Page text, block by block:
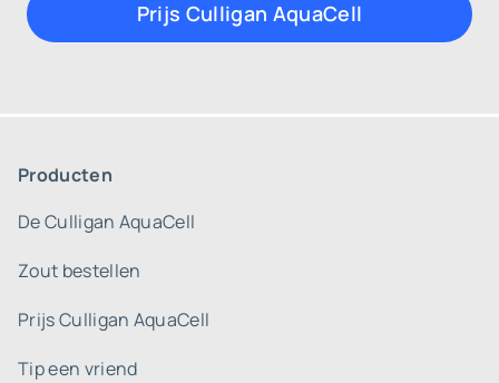
Prijs Culligan AquaCell
Producten
De Culligan AquaCell
Zout bestellen
Prijs Culligan AquaCell
Tip een vriend